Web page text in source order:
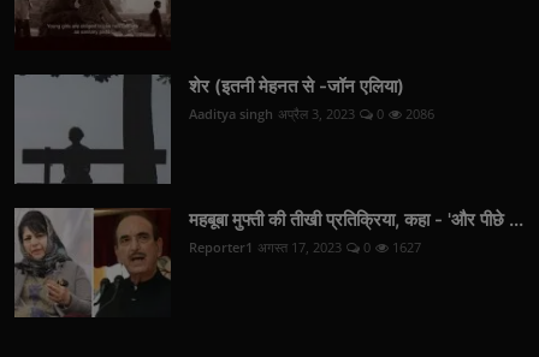
शेर (इतनी मेहनत से -जॉन एलिया)
Aaditya singh अप्रैल 3, 2023 0 2086
महबूबा मुफ्ती की तीखी प्रतिक्रिया, कहा - 'और पीछे ...
Reporter1 अगस्त 17, 2023 0 1627